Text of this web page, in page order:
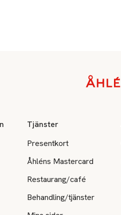
Tjänster
Presentkort
Åhléns Mastercard
Restaurang/café
Behandling/tjänster